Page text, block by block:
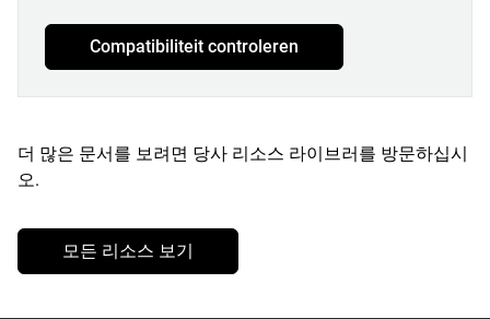
Compatibiliteit controleren
더 많은 문서를 보려면 당사 리소스 라이브러를 방문하십시
오.
모든 리소스 보기